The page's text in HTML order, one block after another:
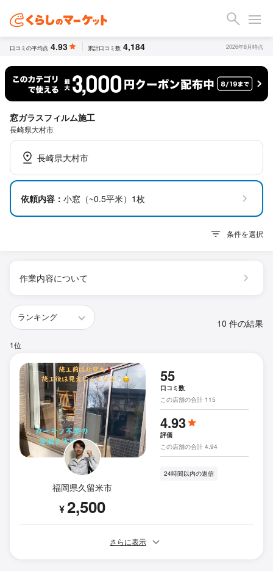
口コミの平均点 4.93 累計口コミ数 4,184 2026年8月時点
窓ガラスフィルム施工
長崎県大村市
長崎県大村市
依頼内容： 小窓（~0.5平米）1枚
条件を選択
作業内容について
10 件の結果
1位
福岡県久留米市
¥2,500
55
口コミ数
この店舗の合計 115
4.93
評価
この店舗の合計 4.94
24時間以内の返信
さらに表示